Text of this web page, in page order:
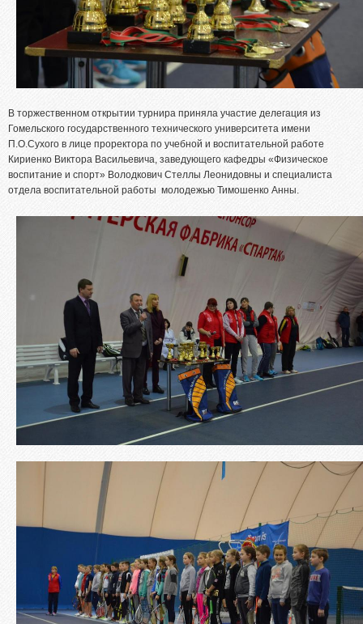
В торжественном открытии турнира приняла участие делегация из
Гомельского государственного технического университета имени
П.О.Сухого в лице проректора по учебной и воспитательной работе
Кириенко Виктора Васильевича, заведующего кафедры «Физическое
воспитание и спорт» Володкович Стеллы Леонидовны и специалиста
отдела воспитательной работы молодежью Тимошенко Анны.